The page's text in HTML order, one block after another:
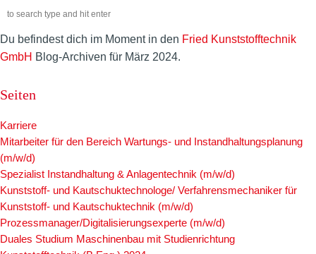
Du befindest dich im Moment in den Fried Kunststofftechnik
GmbH Blog-Archiven für März 2024.
Seiten
Karriere
Mitarbeiter für den Bereich Wartungs- und Instandhaltungsplanung
(m/w/d)
Spezialist Instandhaltung & Anlagentechnik (m/w/d)
Kunststoff- und Kautschuktechnologe/ Verfahrensmechaniker für
Kunststoff- und Kautschuktechnik (m/w/d)
Prozessmanager/Digitalisierungsexperte (m/w/d)
Duales Studium Maschinenbau mit Studienrichtung